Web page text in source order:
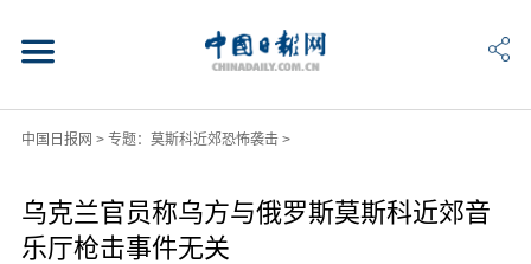
中国日报网 > 专题：莫斯科近郊恐怖袭击>
乌克兰官员称乌方与俄罗斯莫斯科近郊音
乐厅枪击事件无关